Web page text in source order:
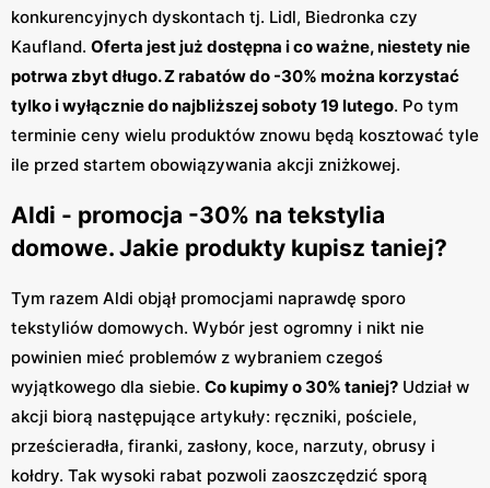
konkurencyjnych dyskontach tj. Lidl, Biedronka czy
Kaufland. Oferta jest już dostępna i co ważne, niestety nie
potrwa zbyt długo. Z rabatów do -30% można korzystać
tylko i wyłącznie do najbliższej soboty 19 lutego. Po tym
terminie ceny wielu produktów znowu będą kosztować tyle
ile przed startem obowiązywania akcji zniżkowej.
Aldi - promocja -30% na tekstylia
domowe. Jakie produkty kupisz taniej?
Tym razem Aldi objął promocjami naprawdę sporo
tekstyliów domowych. Wybór jest ogromny i nikt nie
powinien mieć problemów z wybraniem czegoś
wyjątkowego dla siebie. Co kupimy o 30% taniej? Udział w
akcji biorą następujące artykuły: ręczniki, pościele,
prześcieradła, firanki, zasłony, koce, narzuty, obrusy i
kołdry. Tak wysoki rabat pozwoli zaoszczędzić sporą